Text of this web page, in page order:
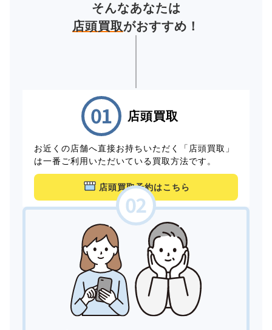
そんなあなたは
店頭買取がおすすめ！
店頭買取
お近くの店舗へ直接お持ちいただく「店頭買取」
は一番ご利用いただいている買取方法です。
店頭買取予約はこちら